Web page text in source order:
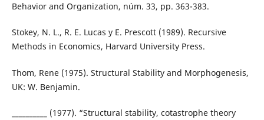
Behavior and Organization, núm. 33, pp. 363-383.
Stokey, N. L., R. E. Lucas y E. Prescott (1989). Recursive
Methods in Economics, Harvard University Press.
Thom, Rene (1975). Structural Stability and Morphogenesis,
UK: W. Benjamin.
__________ (1977). “Structural stability, cotastrophe theory